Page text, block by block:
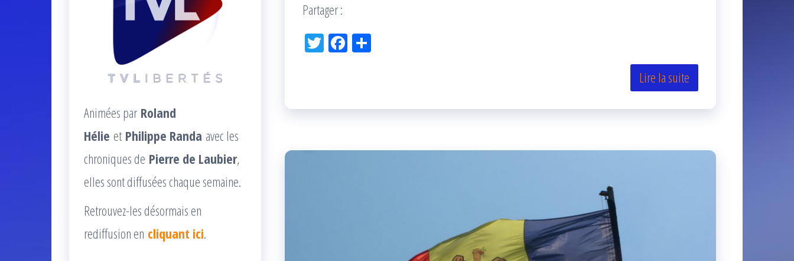
Partager :
Tw Fac
Lire la suite
Animées par Roland
Hélie et Philippe Randa avec les
chroniques de Pierre de Laubier,
elles sont diffusées chaque semaine.
Retrouvez-les désormais en
rediffusion en cliquant ici.